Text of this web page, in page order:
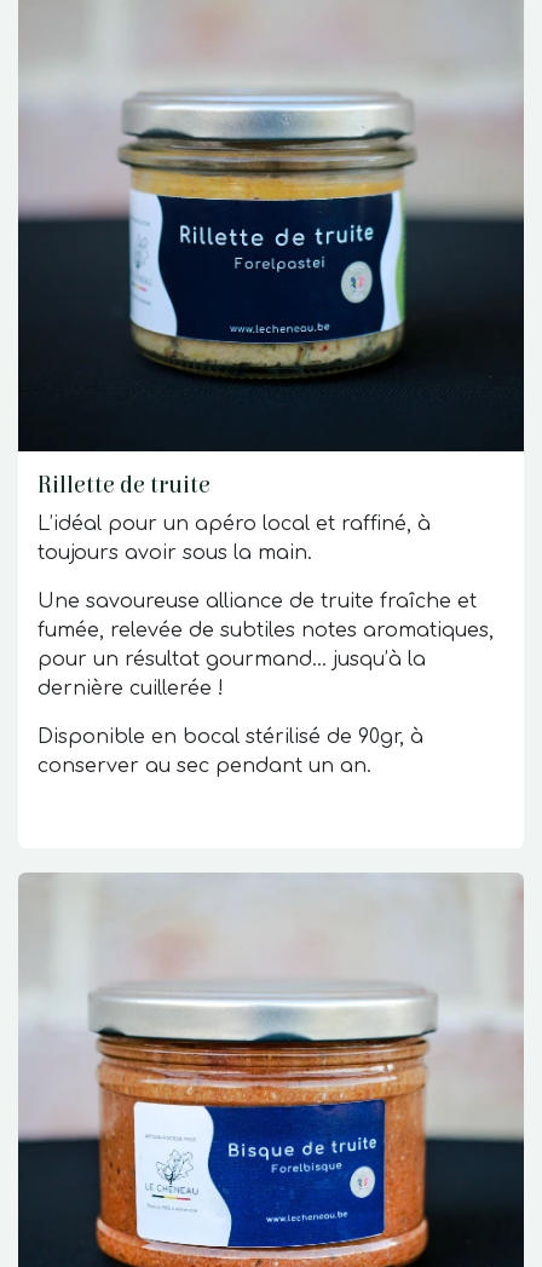
Rillette de truite
L’idéal pour un apéro local et raffiné, à
toujours avoir sous la main.
Une savoureuse alliance de truite fraîche et
fumée, relevée de subtiles notes aromatiques,
pour un résultat gourmand… jusqu’à la
dernière cuillerée !
Disponible en bocal stérilisé de 90gr, à
conserver au sec pendant un an.